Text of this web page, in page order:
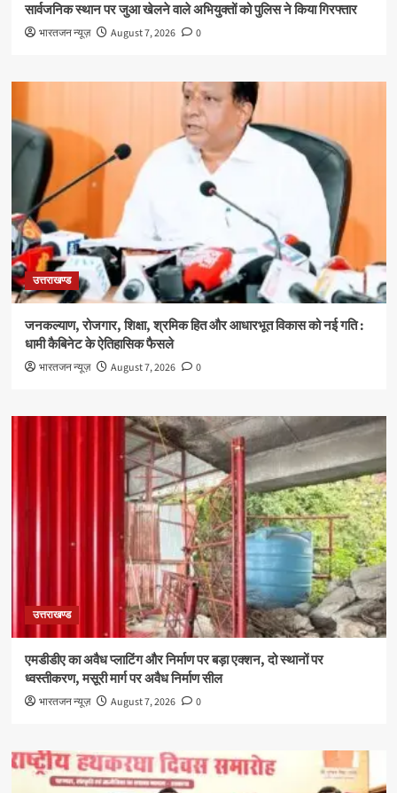
सार्वजनिक स्थान पर जुआ खेलने वाले अभियुक्तों को पुलिस ने किया गिरफ्तार
भारतजन न्यूज़ August 7, 2026 0
उत्तराखण्ड
जनकल्याण, रोजगार, शिक्षा, श्रमिक हित और आधारभूत विकास को नई गति :
धामी कैबिनेट के ऐतिहासिक फैसले
भारतजन न्यूज़ August 7, 2026 0
उत्तराखण्ड
एमडीडीए का अवैध प्लाटिंग और निर्माण पर बड़ा एक्शन, दो स्थानों पर
ध्वस्तीकरण, मसूरी मार्ग पर अवैध निर्माण सील
भारतजन न्यूज़ August 7, 2026 0